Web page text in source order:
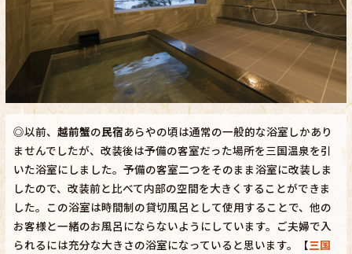
◎以前、 越前蟹の民宿あらやの頃は通常の一般的な浴室しかあり
ませんでしたが、改装後は予備の客室だった場所を三国温泉を引
いた浴室にしました。予備の客室二つをそのまま浴室に改装しま
したので、改装前と比べて内部の空間を大きくすることができま
した。この浴室は時間制の貸切風呂として使用することで、他の
お客様と一緒のお風呂にならないようにしています。ご夫婦で入
られるには充分な大きさの浴室になっていると思います。【三国